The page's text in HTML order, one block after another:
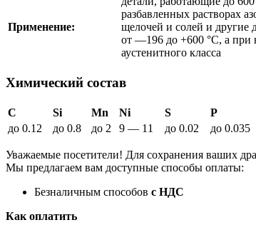
Применение:
разбавленных растворах
щелочей и солей и другие
от —196 до +600 °С, а при
аустенитного класса
Химический состав
C Si Mn Ni S P
до 0.12
до 0.8 до 2 9 — 11 до 0.02 до 0.035
Уважаемые посетители! Для сохранения ваших
Мы предлагаем вам доступные способы оплаты:
Безналичным способов с НДС
Как оплатить